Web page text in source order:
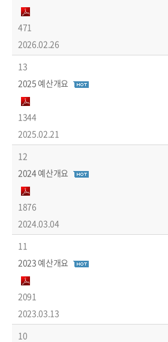
471
2026.02.26
13
2025 예산개요
1344
2025.02.21
12
2024 예산개요
1876
2024.03.04
11
2023 예산개요
2091
2023.03.13
10